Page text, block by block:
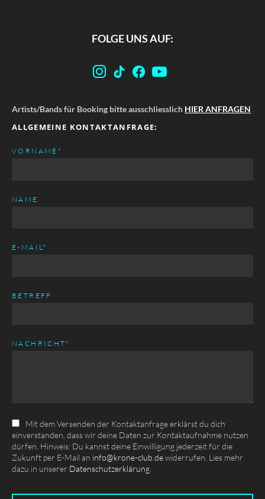
FOLGE UNS AUF:
Artists/Bands für Booking bitte ausschliesslich HIER ANFRAGEN
ALLGEMEINE KONTAKTANFRAGE:
PFLICHTFELD
VORNAME *
NAME
PFLICHTFELD
E-MAIL*
BETREFF
PFLICHTFELD
NACHRICHT *
Mit dem Versenden der Kontaktanfrage erklärst du dich
einverstanden, dass wir deine Daten zur Kontaktaufnahme nutzen
dürfen. Hinweis: Du kannst deine Einwilligung jederzeit für die
Zukunft per E-Mail an info@krone-club.dewiderrufen. Lies mehr
dazu in unserer Datenschutzerklärung